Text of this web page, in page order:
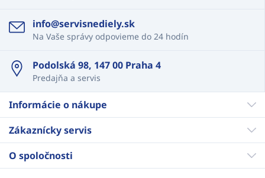
info@servisnediely.sk
Na Vaše správy odpovieme do 24 hodín
Podolská 98, 147 00 Praha 4
Predajňa a servis
Informácie o nákupe
Zákaznícky servis
O spoločnosti